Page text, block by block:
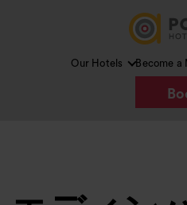
Our Hotels Become a